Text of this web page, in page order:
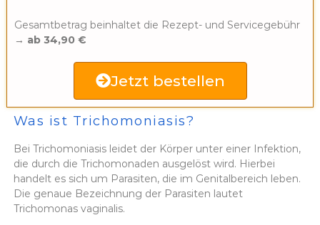
Gesamtbetrag beinhaltet die Rezept- und Servicegebühr
→ ab 34,90 €
Jetzt bestellen
Was ist Trichomoniasis?
Bei Trichomoniasis leidet der Körper unter einer Infektion,
die durch die Trichomonaden ausgelöst wird. Hierbei
handelt es sich um Parasiten, die im Genitalbereich leben.
Die genaue Bezeichnung der Parasiten lautet
Trichomonas vaginalis.